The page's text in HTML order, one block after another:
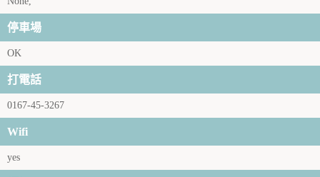
停車場
OK
打電話
0167-45-3267
Wifi
yes